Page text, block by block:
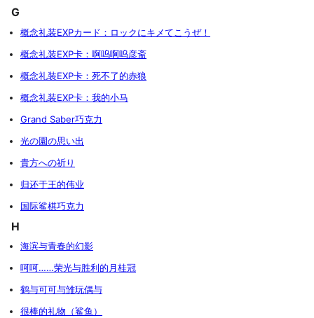
G
概念礼装EXPカード：ロックにキメてこうぜ！
概念礼装EXP卡：啊呜啊呜彦斋
概念礼装EXP卡：死不了的赤狼
概念礼装EXP卡：我的小马
Grand Saber巧克力
光の園の思い出
貴方への祈り
归还于王的伟业
国际鲨棋巧克力
H
海滨与青春的幻影
呵呵……荣光与胜利的月桂冠
鹤与可可与雏玩偶与
很棒的礼物（鲨鱼）